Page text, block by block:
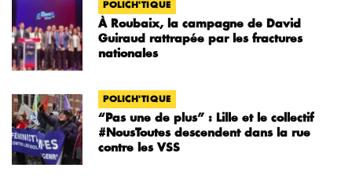
POLICH'TIQUE
À Roubaix, la campagne de David
Guiraud rattrapée par les fractures
nationales
POLICH'TIQUE
“Pas une de plus” : Lille et le collectif
#NousToutes descendent dans la rue
contre les VSS